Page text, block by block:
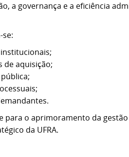
a governança e a eficiência
de aquisição;
para o aprimoramento da
da UFRA.